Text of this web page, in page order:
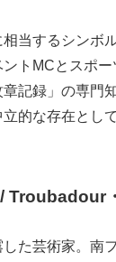
当するシンボ
トMCとスポ
記録」の専門
的な存在とし
Troubadour
た芸術家。南